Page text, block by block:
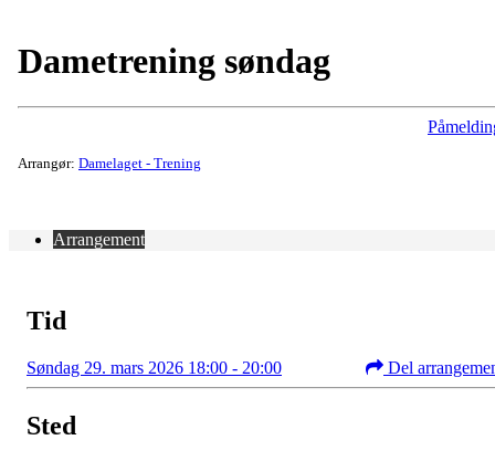
Dametrening søndag
Arrangør: Damelaget - Trening
Arrangement
Tid
Søndag 29. mars 2026 18:00 - 20:00 Del
Sted